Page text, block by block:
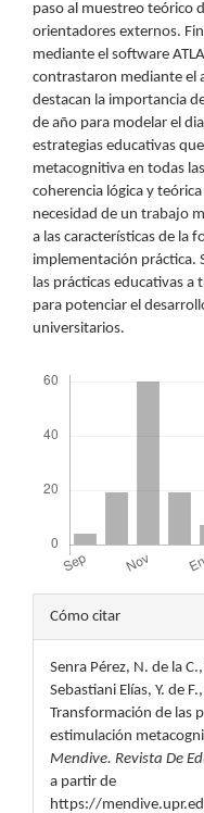
paso al muestreo teórico
orientadores externos.
mediante el software
contrastaron mediante el
destacan la importancia
de año para modelar el
estrategias educativas
metacognitiva en todas
coherencia lógica y
necesidad de un trabajo
a las características de la
implementación práctica.
las prácticas educativas
para potenciar el
universitarios.
Detalles
del
artículo
Cómo citar
Senra Pérez, N. de la
Sebastiani Elías, Y. de
Transformación de las
estimulación
Mendive. Revista De
a partir de
https://